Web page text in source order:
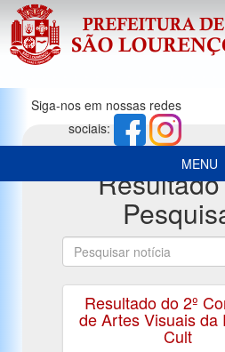
Siga-nos em nossas redes
sociais:
MENU
Resultado do 2º
de Artes Visuais da
Cult